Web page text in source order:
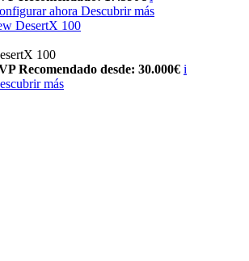
ahora Descubrir más
DesertX 100
100
Recomendado desde: 30.000€ i
más